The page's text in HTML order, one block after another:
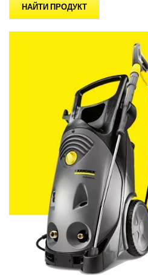
НАЙТИ ПРОДУКТ